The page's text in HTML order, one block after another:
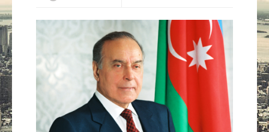
Güney Azərbaycan
Mədəniyyət
Müsahibə